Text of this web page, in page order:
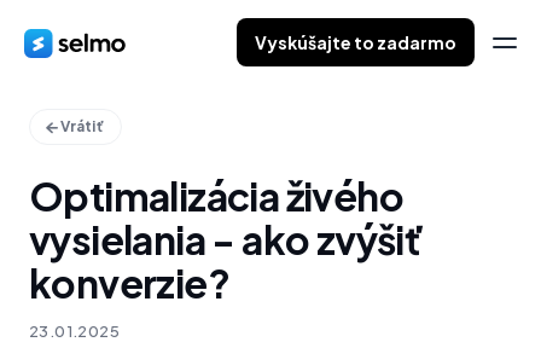
Vyskúšajte to zadarmo
Vrátiť
Optimalizácia živého
vysielania - ako zvýšiť
konverzie?
23.01.2025